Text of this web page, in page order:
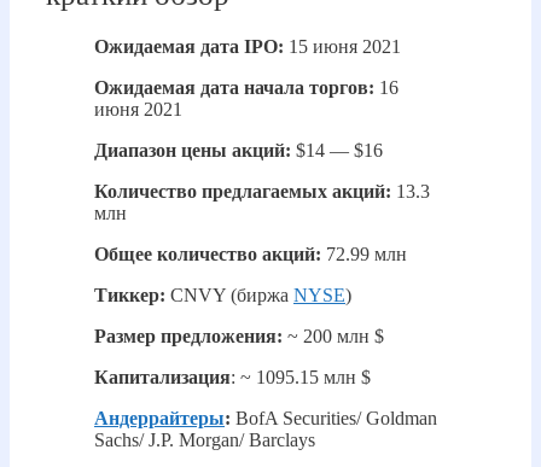
Ожидаемая дата IPO: 15 июня 2021
Ожидаемая дата начала торгов: 16
июня 2021
Диапазон цены акций: $14 — $16
Количество предлагаемых акций: 13.3
млн
Общее количество акций: 72.99 млн
Тиккер: CNVY (биржа NYSE)
Размер предложения: ~ 200 млн $
Капитализация: ~ 1095.15 млн $
Андеррайтеры: BofA Securities/ Goldman
Sachs/ J.P. Morgan/ Barclays ​